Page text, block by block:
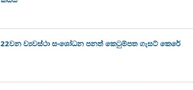
22වන ව්‍යවස්ථා සංශෝධන පනත් කෙටුම්පත ගැසට් කෙරේ